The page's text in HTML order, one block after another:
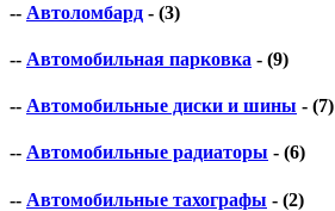
-- Автоломбард - (3)
-- Автомобильная парковка - (9)
-- Автомобильные диски и шины - (7)
-- Автомобильные радиаторы - (6)
-- Автомобильные тахографы - (2)